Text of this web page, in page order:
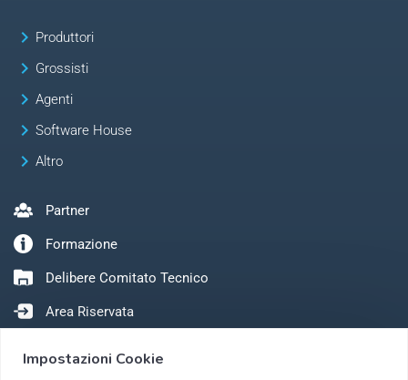
keyboard_arrow_right Produttori
keyboard_arrow_right Grossisti
keyboard_arrow_right Agenti
keyboard_arrow_right Software House
keyboard_arrow_right Altro
Partner
Formazione
Delibere Comitato Tecnico
Area Riservata
Impostazioni Cookie